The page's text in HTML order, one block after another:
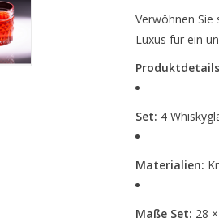
Verwöhnen
Luxus für ein
Set: 4
Materialien:
Maße Set: 28